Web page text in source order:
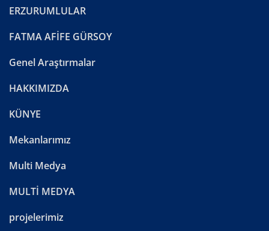
ERZURUMLULAR
FATMA AFİFE GÜRSOY
Genel Araştırmalar
HAKKIMIZDA
KÜNYE
Mekanlarımız
Multi Medya
MULTİ MEDYA
projelerimiz